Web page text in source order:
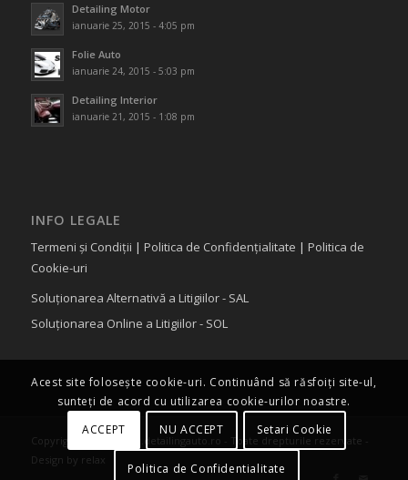
Detailing Motor
ianuarie 25, 2015 - 4:05 pm
Folie Auto
ianuarie 24, 2015 - 5:03 pm
Detailing Interior
ianuarie 21, 2015 - 1:08 pm
INFO LEGALE
Termeni și Condiții | Politica de Confidențialitate | Politica de
Cookie-uri
Soluționarea Alternativă a Litigiilor - SAL
Soluționarea Online a Litigiilor - SOL
Copyright © 2015 www.detailingauto.ro - Toate drepturile rezervate -
Design by relax
Acest site folosește cookie-uri. Continuând să răsfoiți site-ul,
sunteți de acord cu utilizarea cookie-urilor noastre.
ACCEPT
NU ACCEPT Setari Cookie
Politica de Confidentialitate